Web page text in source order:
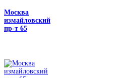
Москва
измайловский
пр-т 65